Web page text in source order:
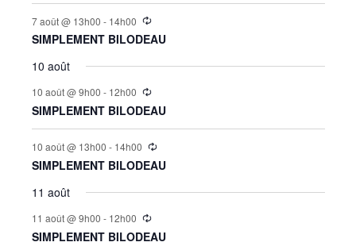
7 août @ 13h00 - 14h00
SIMPLEMENT BILODEAU
10 août
10 août @ 9h00 - 12h00
SIMPLEMENT BILODEAU
10 août @ 13h00 - 14h00
SIMPLEMENT BILODEAU
11 août
11 août @ 9h00 - 12h00
SIMPLEMENT BILODEAU